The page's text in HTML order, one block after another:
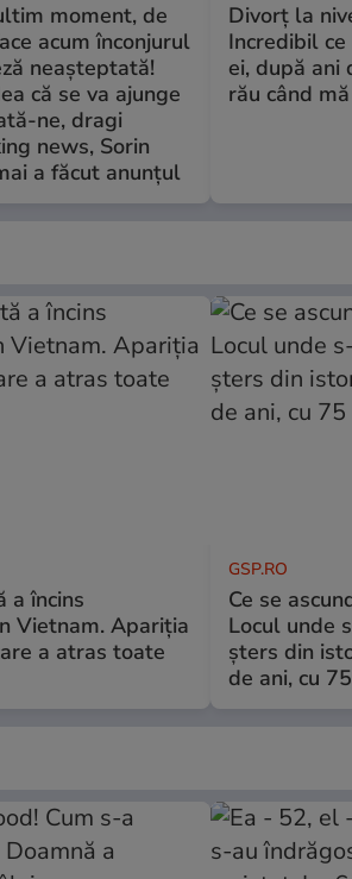
moment, de
acum înconjurul
neașteptată!
că se va ajunge
ne, dragi
news, Sorin
a făcut anunțul
Divorț la
Incredibil
ei, după ani
rău când
a încins
Vietnam. Apariția
a atras toate
GSP.RO
Ce se
Locul unde
șters din
de ani, cu